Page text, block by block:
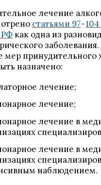
лечение
статьями 97–
РФ как одна из
заболевания.
мер принудительного
назначено:
лечение;
лечение;
лечение в
лечение в
наблюдением.